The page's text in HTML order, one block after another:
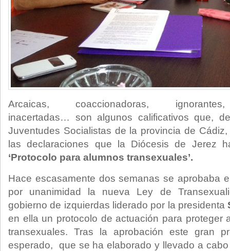
Arcaicas, coaccionadoras, ignorantes,
inacertadas… son algunos calificativos que,
Juventudes Socialistas de la provincia de
las declaraciones que la Diócesis de Jerez
‘Protocolo para alumnos transexuales’.
Hace escasamente dos semanas se aprobaba
por unanimidad la nueva Ley de
gobierno de izquierdas liderado por la presidenta
en ella un protocolo de actuación para proteger
transexuales. Tras la aprobación este gran
esperado, que se ha elaborado y llevado a